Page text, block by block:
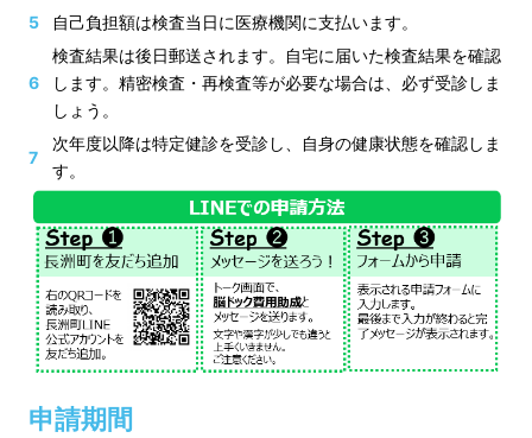
自己負担額は検査当日に医療機関に支払います。
検査結果は後日郵送されます。自宅に届いた検査結果を確認
します。精密検査・再検査等が必要な場合は、必ず受診しま
しょう。
次年度以降は特定健診を受診し、自身の健康状態を確認しま
す。
申請期間